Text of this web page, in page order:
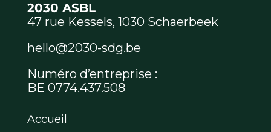
2030 ASBL
47 rue Kessels, 1030 Schaerbeek
hello@2030-sdg.be
Numéro d’entreprise :
BE 0774.437.508
Accueil